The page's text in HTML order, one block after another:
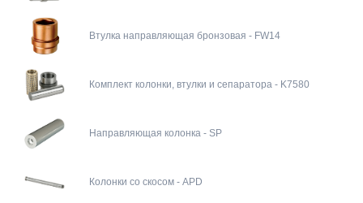
Втулка направляющая бронзовая - FW14
Комплект колонки, втулки и сепаратора - K7580
Направляющая колонка - SP
Колонки со скосом - APD